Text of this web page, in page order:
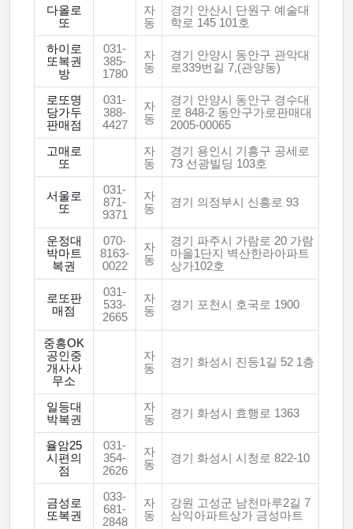
다올로
또
자
동
경기 안산시 단원구 예술대
학로 145 101호
하이로
또복권
방
031-
385-
1780
자
동
경기 안양시 동안구 관악대
로339번길 7,(관양동)
로또명
당가두
판매점
031-
388-
4427
자
동
경기 안양시 동안구 경수대
로 848-2 동안구가로판매대
2005-00065
고매로
또
자
동
경기 용인시 기흥구 공세로
73 선광빌딩 103호
서울로
또
031-
871-
9371
자
동
경기 의정부시 신흥로 93
운정대
박마트
복권
070-
8163-
0022
자
동
경기 파주시 가람로 20 가람
마을1단지 벽산한라아파트
상가102호
로또판
매점
031-
533-
2665
자
동
경기 포천시 호국로 1900
중흥OK
공인중
개사사
무소
자
동
경기 화성시 진등1길 52 1층
일등대
박복권
자
동
경기 화성시 효행로 1363
율암25
시편의
점
031-
354-
2626
자
동
경기 화성시 시청로 822-10
금성로
또복권
033-
681-
2848
자
동
강원 고성군 남천마루2길 7
삼익아파트상가 금성마트